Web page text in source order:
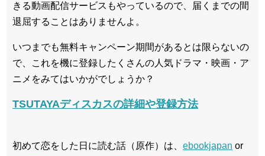
きる動画配信サービスもやっているので、届くまでの間
退屈することはありませんよ。
いつまでも無料キャンペーン期間があるとは限らないの
で、これを機に登録したくさんの人気ドラマ・映画・ア
ニメをみてはいかがでしょうか？
TSUTAYAディスカスの詳細や登録方法
初めて恋をした日に読む話（原作）は、 ebookjapan or